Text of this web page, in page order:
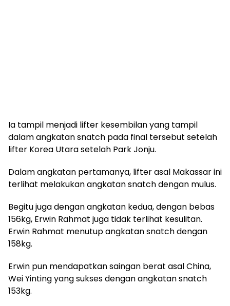
Ia tampil menjadi lifter kesembilan yang tampil
dalam angkatan snatch pada final tersebut setelah
lifter Korea Utara setelah Park Jonju.
Dalam angkatan pertamanya, lifter asal Makassar ini
terlihat melakukan angkatan snatch dengan mulus.
Begitu juga dengan angkatan kedua, dengan bebas
156kg, Erwin Rahmat juga tidak terlihat kesulitan.
Erwin Rahmat menutup angkatan snatch dengan
158kg.
Erwin pun mendapatkan saingan berat asal China,
Wei Yinting yang sukses dengan angkatan snatch
153kg.